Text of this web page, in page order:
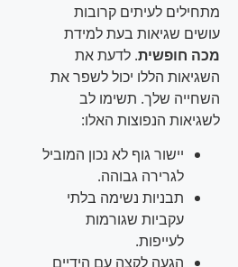
מתחילים לעיתים קרובות
עושים שגיאות בעת למידת
מכה חופשית. לדעת את
השגיאות הללו יכול לשפר את
השחייה שלך. תשימו לב
לשגיאות הנפוצות האלו:
יישור גוף לא נכון המוביל
לגרירה גבוהה.
תבניות נשימה בלתי
עקביות שגורמות
לעייפות.
הגעה לקצה עם הידיים